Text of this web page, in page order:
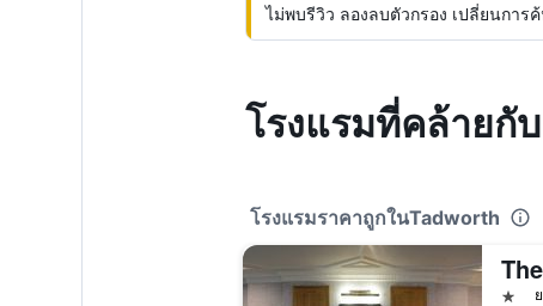
ไม่พบรีวิว ลองลบตัวกรอง เปลี่ยนการ
โรงแรมที่คล้ายกั
โรงแรมราคาถูกในTadworth
1 ดา